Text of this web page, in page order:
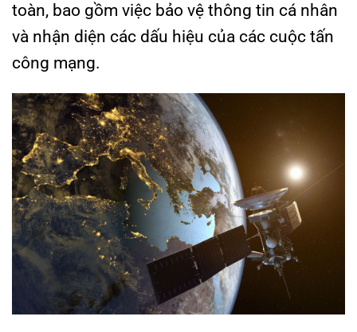
toàn, bao gồm việc bảo vệ thông tin cá nhân
và nhận diện các dấu hiệu của các cuộc tấn
công mạng.